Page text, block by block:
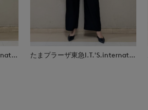
たまプラーザ東急I.T.'S.international たまプラーザ東急I.T.'S.international